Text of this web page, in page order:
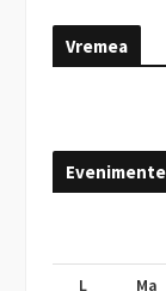
Vremea
L Ma